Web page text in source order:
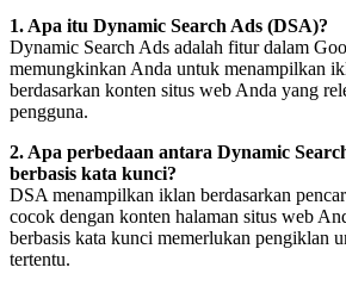
1. Apa itu Dynamic Search Ads (DSA)?
Dynamic Search Ads adalah fitur dalam
memungkinkan Anda untuk menampilkan
berdasarkan konten situs web Anda yang
pengguna.
2. Apa perbedaan antara Dynamic
berbasis kata kunci?
DSA menampilkan iklan berdasarkan
cocok dengan konten halaman situs web
berbasis kata kunci memerlukan pengiklan
tertentu.